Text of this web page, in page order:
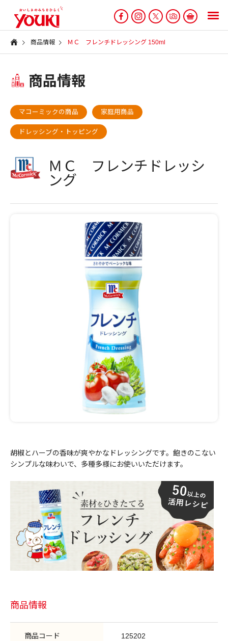
商品情報 ＭＣ フレンチドレッシング 150ml
商品情報
マコーミックの商品 家庭用商品
ドレッシング・トッピング
ＭＣ フレンチドレッシ
ング
胡椒とハーブの香味が爽やかなドレッシングです。飽きのこない
シンプルな味わいで、多種多様にお使いいただけます。
商品情報
商品コード 125202